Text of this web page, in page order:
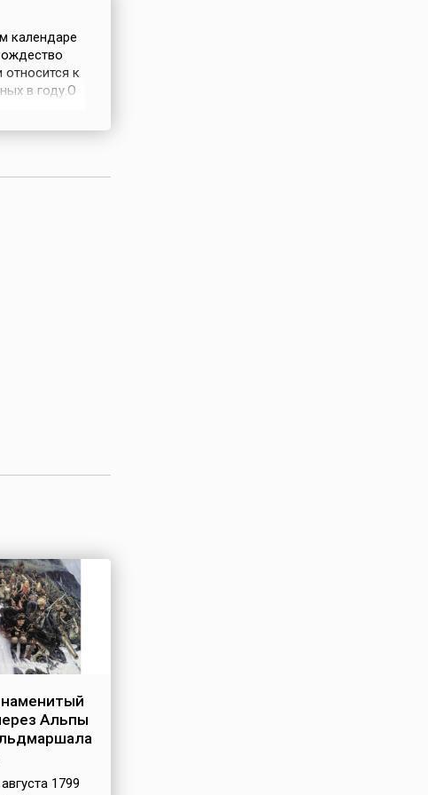
календаре
к
в году.О
Альпы
1799